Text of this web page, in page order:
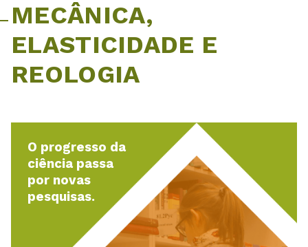
MECÂNICA,
ELASTICIDADE E
REOLOGIA
O progresso da
ciência passa
por novas
pesquisas.